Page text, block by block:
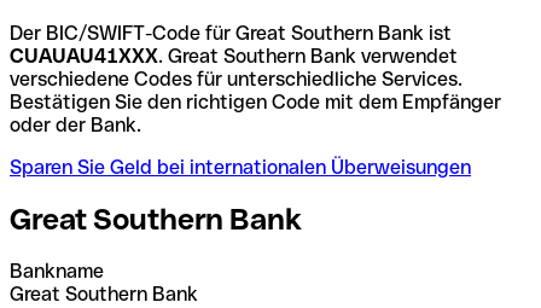
Der BIC/SWIFT-Code für Great Southern Bank ist
CUAUAU41XXX. Great Southern Bank verwendet
verschiedene Codes für unterschiedliche Services.
Bestätigen Sie den richtigen Code mit dem Empfänger
oder der Bank.
Sparen Sie Geld bei internationalen Überweisungen
Great Southern Bank
Bankname
Great Southern Bank